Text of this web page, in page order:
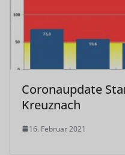
Coronaupdate
Kreuznach
16. Februar 2021